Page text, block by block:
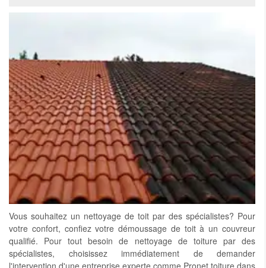
Vous souhaitez un nettoyage de toit par des spécialistes? Pour
votre confort, confiez votre démoussage de toit à un couvreur
qualifié. Pour tout besoin de nettoyage de toiture par des
spécialistes, choisissez immédiatement de demander